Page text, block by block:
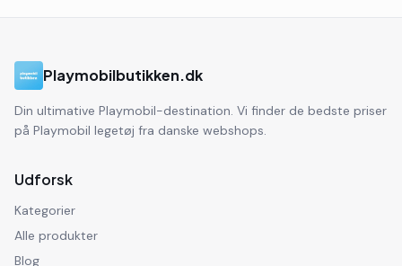
Playmobilbutikken.dk
Din ultimative Playmobil-destination. Vi finder de bedste priser
på Playmobil legetøj fra danske webshops.
Udforsk
Kategorier
Alle produkter
Blog